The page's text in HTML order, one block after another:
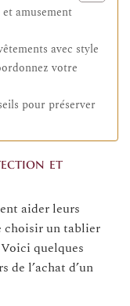
amusement
avec style
votre
pour préserver
et
aider leurs
choisir un tablier
quelques
de l’achat d’un